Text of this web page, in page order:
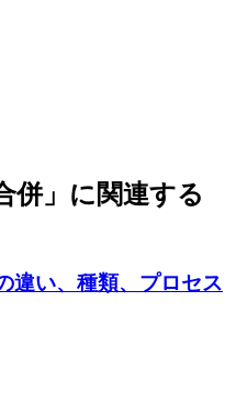
併」に関連する
違い、種類、プロセス